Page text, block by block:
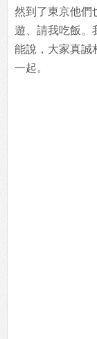
然到了東京他們
遊、請我吃飯。
能說，大家真誠
一起。